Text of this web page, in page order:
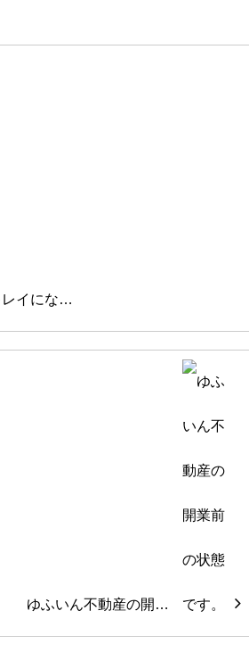
レイにな…
ゆふいん不動産の開…